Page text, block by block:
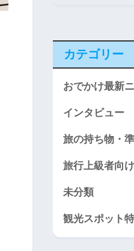
カテゴリー
おでかけ最新
インタビュー
旅の持ち物・
旅行上級者向
未分類
観光スポット